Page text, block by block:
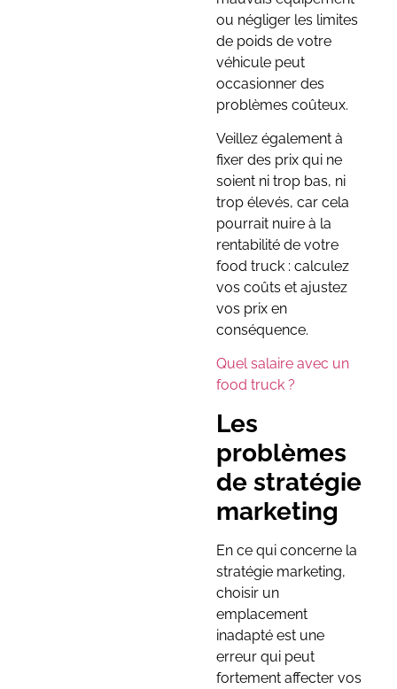
ou négliger les limites
de poids de votre
véhicule peut
occasionner des
problèmes coûteux.
Veillez également à
fixer des prix qui ne
soient ni trop bas, ni
trop élevés, car cela
pourrait nuire à la
rentabilité de votre
food truck : calculez
vos coûts et ajustez
vos prix en
conséquence.
Quel salaire avec un
food truck ?
Les
problèmes
de stratégie
marketing
En ce qui concerne la
stratégie marketing,
choisir un
emplacement
inadapté est une
erreur qui peut
fortement affecter vos